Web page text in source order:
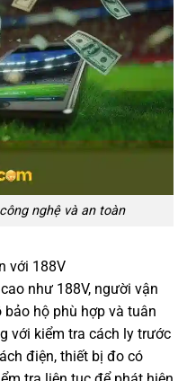
nghệ và an toàn
với 188V
như 188V, người vận
hộ phù hợp và tuân
với kiểm tra cách ly trước
điện, thiết bị đo có